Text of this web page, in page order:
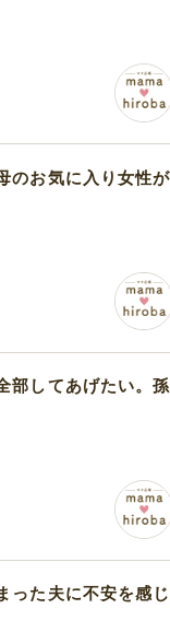
のお気に入り女性が
部してあげたい。孫
った夫に不安を感じ